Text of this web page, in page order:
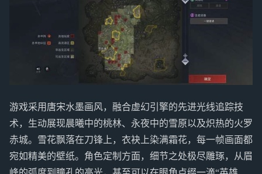
游戏采用唐宋水墨画风，融合虚幻引擎的先进光线追踪技
术，生动展现晨曦中的桃林、永夜中的雪原以及炽热的火罗
赤城。雪花飘落在刀锋上，衣袂上染满霜花，每一帧画面都
宛如精美的壁纸。角色定制方面，细节之处极尽雕琢，从眉